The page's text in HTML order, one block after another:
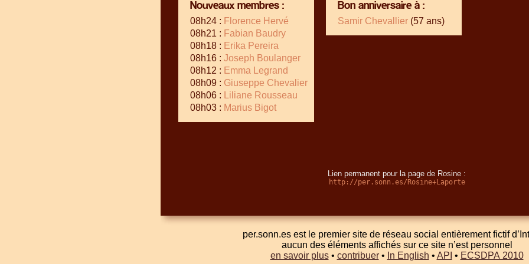
Nouveaux membres :
08h24 : Florence Hervé
08h21 : Fabian Baudry
08h18 : Erika Pereira
08h16 : Joseph Boulanger
08h12 : Emma Legrand
08h09 : Giuseppe Chevalier
08h06 :
Liliane Rousseau
08h03 : Marius Bigot
Bon anniversaire à :
Samir Chevallier (57 ans)
Lien permanent pour la page de Rosine :
http://per.sonn.es/Rosine+Laporte
per.sonn.es est le premier site de réseau social entièrement fictif
aucun des éléments affichés sur ce site n’est personnel
en savoir plus• contribuer• In English • API • ECSDPA 2010